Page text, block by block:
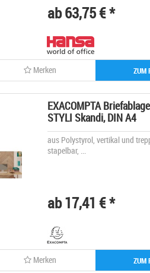
ab 63,75 € *
ZUM
Merken
EXACOMPTA
STYLI Skandi, DIN A4
aus Polystyrol, vertikal und
stapelbar, ...
ab 17,41 € *
ZUM
Merken